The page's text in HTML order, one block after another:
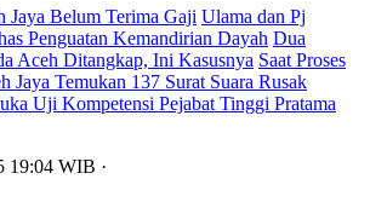
Jaya Belum Terima Gaji Ulama dan Pj
Penguatan Kemandirian Dayah Dua
Aceh Ditangkap, Ini Kasusnya Saat Proses
Jaya Temukan 137 Surat Suara Rusak
Uji Kompetensi Pejabat Tinggi Pratama
19:04 WIB ·